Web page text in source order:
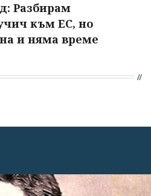
Разбирам
към ЕС, но
и няма време